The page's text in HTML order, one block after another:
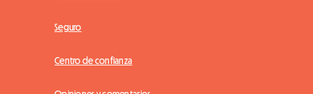
Seguro
Centro de confianza